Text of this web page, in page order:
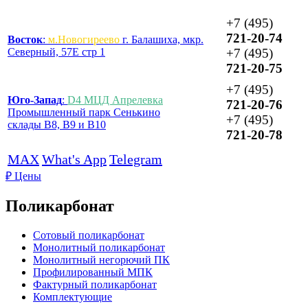
Восток: м.Новогиреево г. Балашиха, мкр.
Северный, 57Е стр 1
+7 (495)
721-20-74
+7 (495)
721-20-75
Юго-Запад: D4 МЦД Апрелевка
Промышленный парк Сенькино
склады B8, B9 и B10
+7 (495)
721-20-76
+7 (495)
721-20-78
MAXWhat's AppTelegram
₽ Цены
Поликарбонат
Сотовый поликарбонат
Монолитный поликарбонат
Монолитный негорючий ПК
Профилированный МПК
Фактурный поликарбонат
Комплектующие